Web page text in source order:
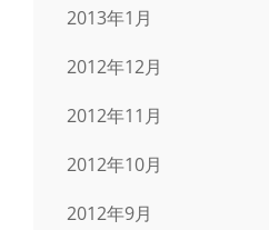
2013年1月
2012年12月
2012年11月
2012年10月
2012年9月